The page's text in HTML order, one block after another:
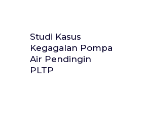
Studi Kasus
Kegagalan Pompa
Air Pendingin
PLTP